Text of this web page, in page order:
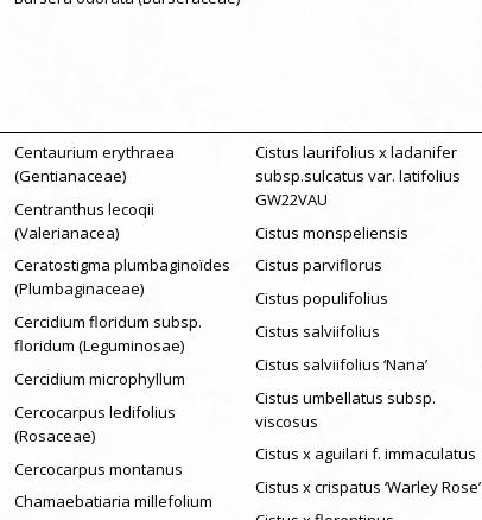
Centaurium erythraea
(Gentianaceae)
Centranthus lecoqii
(Valerianacea)
Ceratostigma plumbaginoïdes
(Plumbaginaceae)
Cercidium floridum subsp.
floridum (Leguminosae)
Cercidium microphyllum
Cercocarpus ledifolius
(Rosaceae)
Cercocarpus montanus
Chamaebatiaria millefolium
Cistus laurifolius x ladanifer
subsp.sulcatus var. latifolius
GW22VAU
Cistus monspeliensis
Cistus parviflorus
Cistus populifolius
Cistus salviifolius
Cistus salviifolius ‘Nana’
Cistus umbellatus subsp.
viscosus
Cistus x aguilari f. immaculatus
Cistus x crispatus ‘Warley Rose’